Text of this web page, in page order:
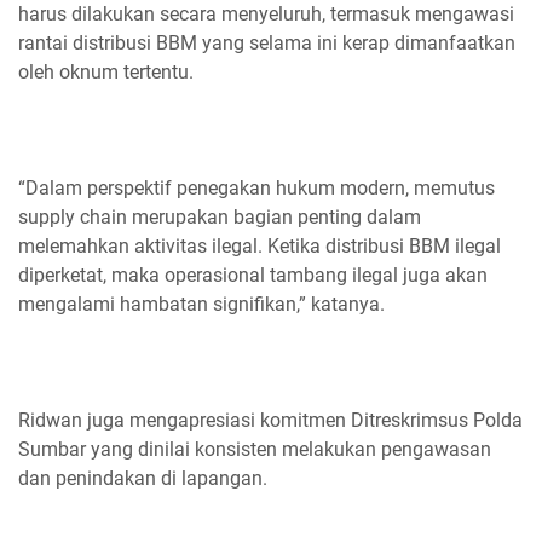
harus dilakukan secara menyeluruh, termasuk mengawasi
rantai distribusi BBM yang selama ini kerap dimanfaatkan
oleh oknum tertentu.
“Dalam perspektif penegakan hukum modern, memutus
supply chain merupakan bagian penting dalam
melemahkan aktivitas ilegal. Ketika distribusi BBM ilegal
diperketat, maka operasional tambang ilegal juga akan
mengalami hambatan signifikan,” katanya.
Ridwan juga mengapresiasi komitmen Ditreskrimsus Polda
Sumbar yang dinilai konsisten melakukan pengawasan
dan penindakan di lapangan.